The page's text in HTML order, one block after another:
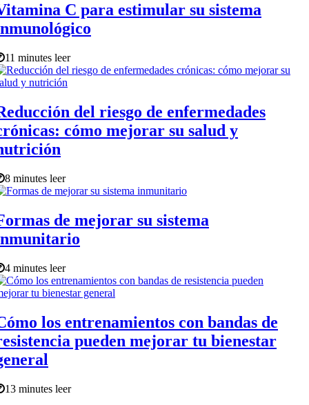
C para estimular su sistema
11 minutes leer
del riesgo de enfermedades
cómo mejorar su salud y
8 minutes leer
de mejorar su sistema
4 minutes leer
los entrenamientos con bandas de
pueden mejorar tu bienestar
13 minutes leer